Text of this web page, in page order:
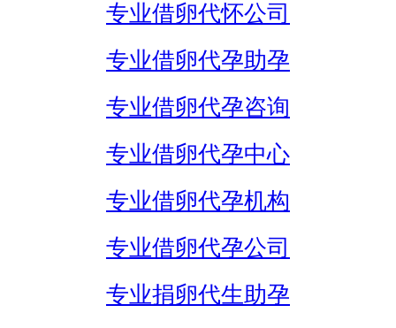
专业借卵代怀公司
专业借卵代孕助孕
专业借卵代孕咨询
专业借卵代孕中心
专业借卵代孕机构
专业借卵代孕公司
专业捐卵代生助孕